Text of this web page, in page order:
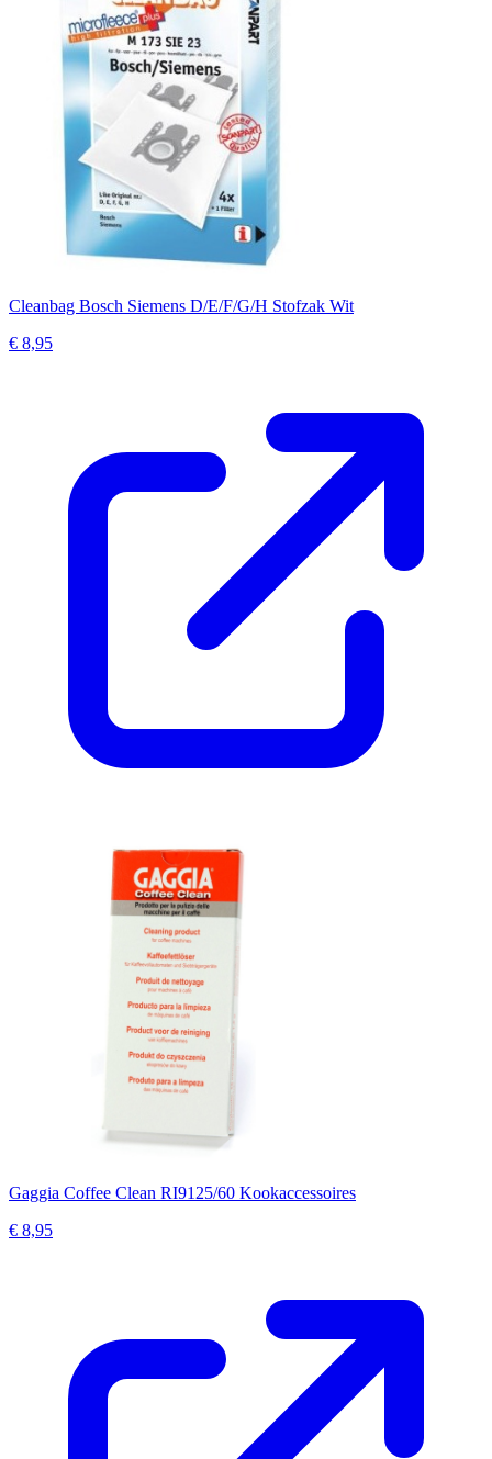
Cleanbag Bosch Siemens D/E/F/G/H Stofzak Wit
€ 8,95
Gaggia Coffee Clean RI9125/60 Kookaccessoires
€ 8,95